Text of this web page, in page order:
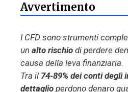
Avvertimento
I CFD sono strumenti
un alto rischio di perdere
causa della leva finanziaria.
Tra il 74-89% dei conti degli
dettaglio perdono denaro